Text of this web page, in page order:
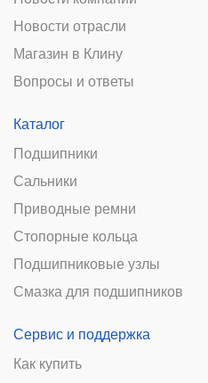
Новости отрасли
Магазин в Клину
Вопросы и ответы
Каталог
Подшипники
Сальники
Приводные ремни
Стопорные кольца
Подшипниковые узлы
Смазка для подшипников
Сервис и поддержка
Как купить